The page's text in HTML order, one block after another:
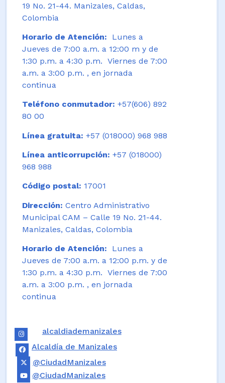
19 No. 21-44. Manizales, Caldas,
Colombia
Horario de Atención:
Lunes a
Jueves de 7:00 a.m. a 12:00 m y de
1:30 p.m. a 4:30 p.m. Viernes de 7:00
a.m. a 3:00 p.m. , en jornada
continua
Teléfono conmutador: +57(606) 892
80 00
Línea gratuita: +57 (018000) 968 988
Línea anticorrupción: +57 (018000)
968 988
Código postal: 17001
Dirección: Centro Administrativo
Municipal CAM – Calle 19 No. 21-44.
Manizales, Caldas, Colombia
Horario de Atención: Lunes a
Jueves de 7:00 a.m. a 12:00 p.m. y de
1:30 p.m. a 4:30 p.m. Viernes de 7:00
a.m. a 3:00 p.m. , en jornada
continua
alcaldiademanizales
Alcaldía de Manizales
@CiudadManizales
@CiudadManizales